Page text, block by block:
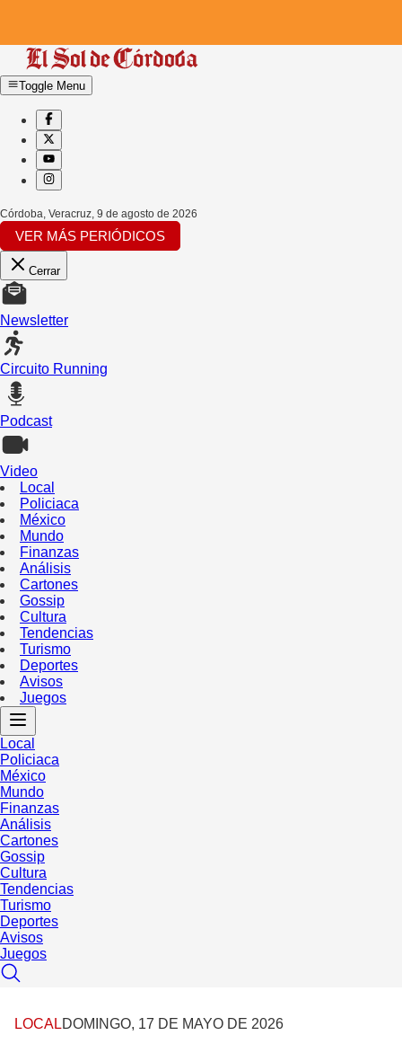
Toggle Menu
Córdoba, Veracruz 9 de agosto de 2026
VER MÁS PERIÓDICOS
Cerrar
Newsletter
Circuito Running
Podcast
Video
Local
Policiaca
México
Mundo
Finanzas
Análisis
Cartones
Gossip
Cultura
Tendencias
Turismo
Deportes
Avisos
Juegos
Local
Policiaca
México
Mundo
Finanzas
Análisis
Cartones
Gossip
Cultura
Tendencias
Turismo
Deportes
Avisos
Juegos
LOCALDOMINGO, 17 DE MAYO DE 2026